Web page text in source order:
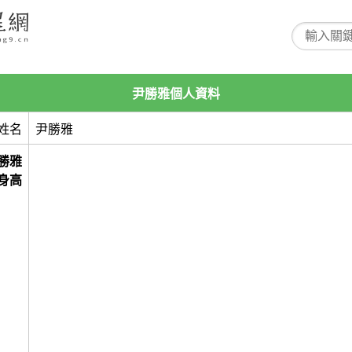
尹勝雅個人資料
名 尹勝雅
雅
高